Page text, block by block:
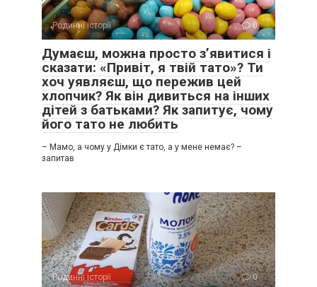
Родинні історії 0
Думаєш, можна просто з’явитися і
сказати: «Привіт, я твій тато»? Ти
хоч уявляєш, що пережив цей
хлопчик? Як він дивиться на інших
дітей з батьками? Як запитує, чому
його тато не любить
– Мамо, а чому у Дімки є тато, а у мене немає? –
запитав
Родинні історії 0